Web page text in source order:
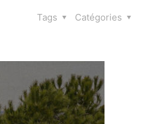
Catégories
Tags